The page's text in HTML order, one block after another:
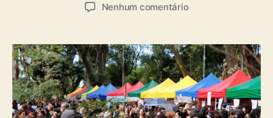
r
d
o
p
o
s
d
e
p
u
b
l
Nenhum comentárioe
ª
e
d
i
ç
ã